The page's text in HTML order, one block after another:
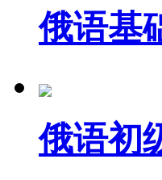
俄语基
俄语初